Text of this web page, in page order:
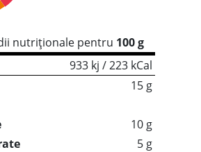
nutriționale pentru 100 g
933 kj / 223 kCal
15 g
10 g
5 g